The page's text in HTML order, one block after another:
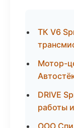
ТК V6
Мотор-
DRIVE
работы
ООО